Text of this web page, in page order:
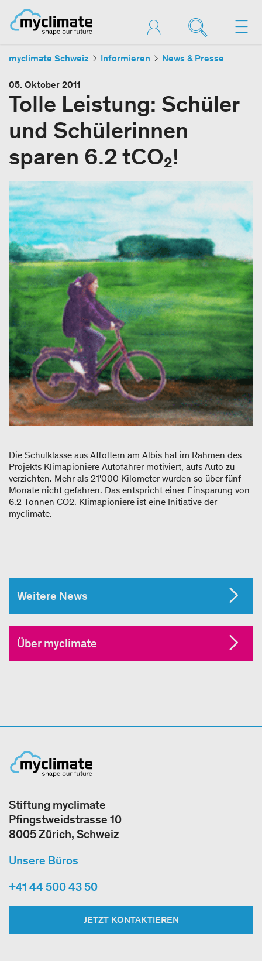
myclimate Schweiz Informieren News & Presse
05. Oktober 2011
Tolle Leistung: Schüler
und Schülerinnen
sparen 6.2 tCO₂!
Die Schulklasse aus Affoltern am Albis hat im Rahmen des
Projekts Klimapioniere Autofahrer motiviert, aufs Auto zu
verzichten. Mehr als 21'000 Kilometer wurden so über fünf
Monate nicht gefahren. Das entspricht einer Einsparung von
6.2 Tonnen CO2. Klimapioniere ist eine Initiative der
myclimate.
Weitere News
Über myclimate
Stiftung myclimate
Pfingstweidstrasse 10
8005 Zürich, Schweiz
Unsere Büros
+41 44 500 43 50
JETZT KONTAKTIEREN